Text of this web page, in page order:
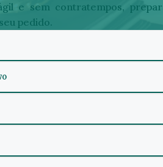
e sem contratempos,
pedido.